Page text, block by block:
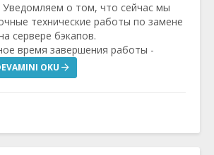
о том, что сейчас мы
технические работы по замене
сервере бэкапов.
время завершения работы -
OKU